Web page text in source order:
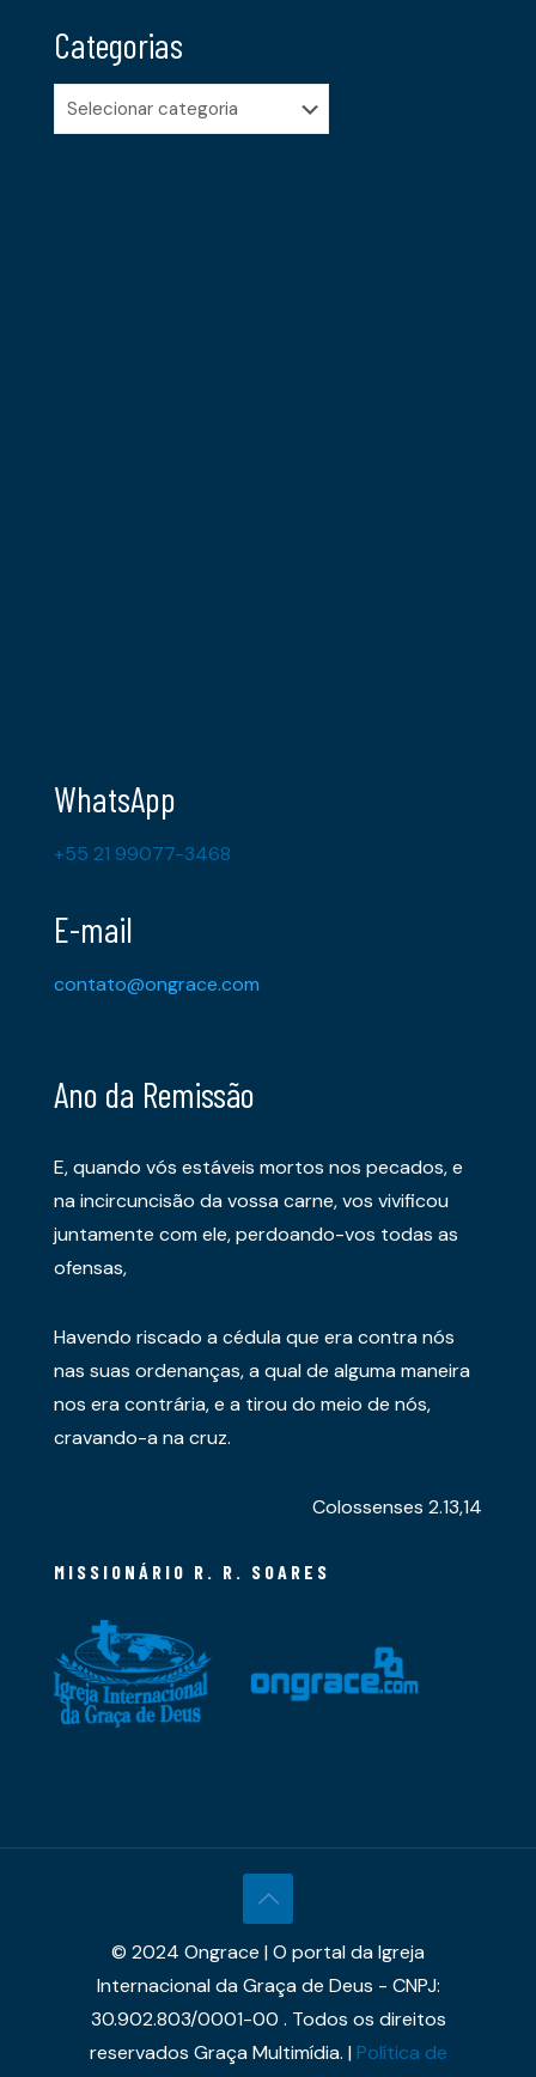
Categorias
Categorias
WhatsApp
+55 21 99077-3468
E-mail
contato@ongrace.com
Ano da Remissão
E, quando vós estáveis mortos nos pecados, e
na incircuncisão da vossa carne, vos vivificou
juntamente com ele, perdoando-vos todas as
ofensas,
Havendo riscado a cédula que era contra nós
nas suas ordenanças, a qual de alguma maneira
nos era contrária, e a tirou do meio de nós,
cravando-a na cruz.
Colossenses 2.13,14
MISSIONÁRIO R. R. SOARES
© 2024 Ongrace | O portal da Igreja
Internacional da Graça de Deus - CNPJ:
30.902.803/0001-00 . Todos os direitos
reservados Graça Multimídia. |Política de